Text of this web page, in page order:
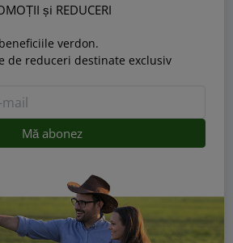
și REDUCERI
verdon.
de reduceri destinate exclusiv